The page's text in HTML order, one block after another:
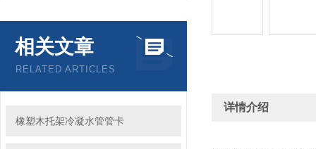
相关文章
RELATED ARTICLES
橡塑木托架冷凝水管管卡
详情介绍